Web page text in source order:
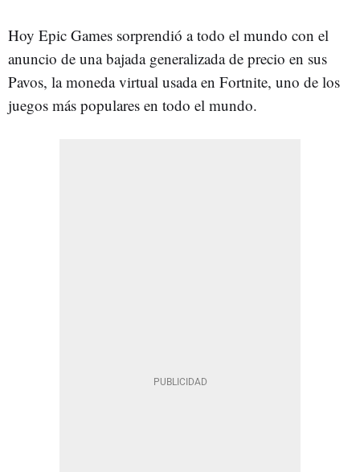
Hoy Epic Games sorprendió a todo el mundo con el
anuncio de una bajada generalizada de precio en sus
Pavos, la moneda virtual usada en Fortnite, uno de los
juegos más populares en todo el mundo.